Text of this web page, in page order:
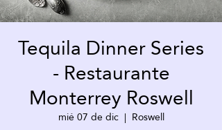
Tequila Dinner Series
- Restaurante
Monterrey Roswell
mié 07 de dic
  |
Roswell